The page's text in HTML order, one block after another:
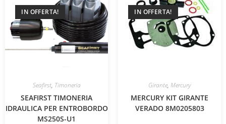
IN OFFERTA!
Seafirst, Timoneria
SEAFIRST TIMONERIA
IDRAULICA PER ENTROBORDO
MS250S-U1
IN OFFERTA!
Girante, Mercury
MERCURY KIT GIRANTE
VERADO 8M0205803